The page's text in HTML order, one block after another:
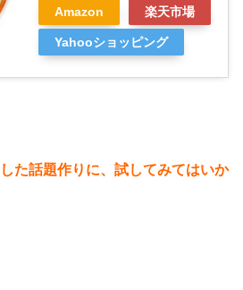
Amazon 楽天市場
Yahooショッピング
た話題作りに、試してみてはいか